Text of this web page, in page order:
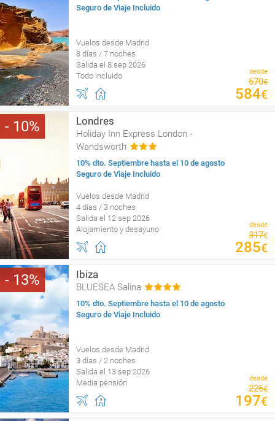
Seguro de Viaje Incluido
Vuelos desde Madrid
8 días / 7 noches
Salida el 8 sep 2026
Todo incluido
desde
670€
584€
10 Londres
Holiday Inn Express London -
Wandsworth
10% dto. Septiembre hasta el 10 de agosto
Seguro de Viaje Incluido
Vuelos desde Madrid
4 días / 3 noches
Salida el 12 sep 2026
Alojamiento y desayuno
desde
317€
285€
13 Ibiza
BLUESEA Salina
10% dto. Septiembre hasta el 10 de agosto
Seguro de Viaje Incluido
Vuelos desde Madrid
3 días / 2 noches
Salida el 13 sep 2026
Media pensión
desde
226€
197€